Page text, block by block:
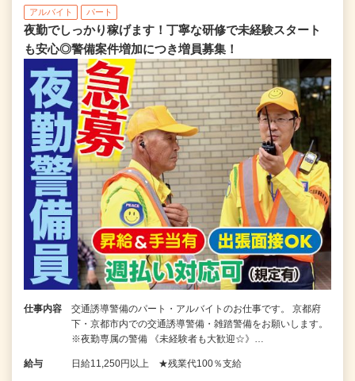
アルバイト パート
夜勤でしっかり稼げます！丁寧な研修で未経験スタート
も安心◎警備案件増加につき増員募集！
仕事内容
交通誘導警備のパート・アルバイトのお仕事です。 京都府
下・京都市内での交通誘導警備・雑踏警備をお願いします。
※夜勤専属の警備 《未経験者も大歓迎☆》…
給与 日給11,250円以上 ★残業代100％支給